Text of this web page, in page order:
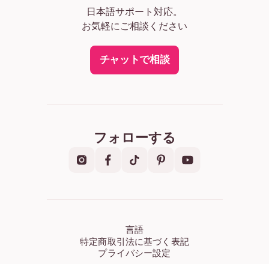
日本語サポート対応。
お気軽にご相談ください
チャットで相談
フォローする
言語
特定商取引法に基づく表記
プライバシー設定